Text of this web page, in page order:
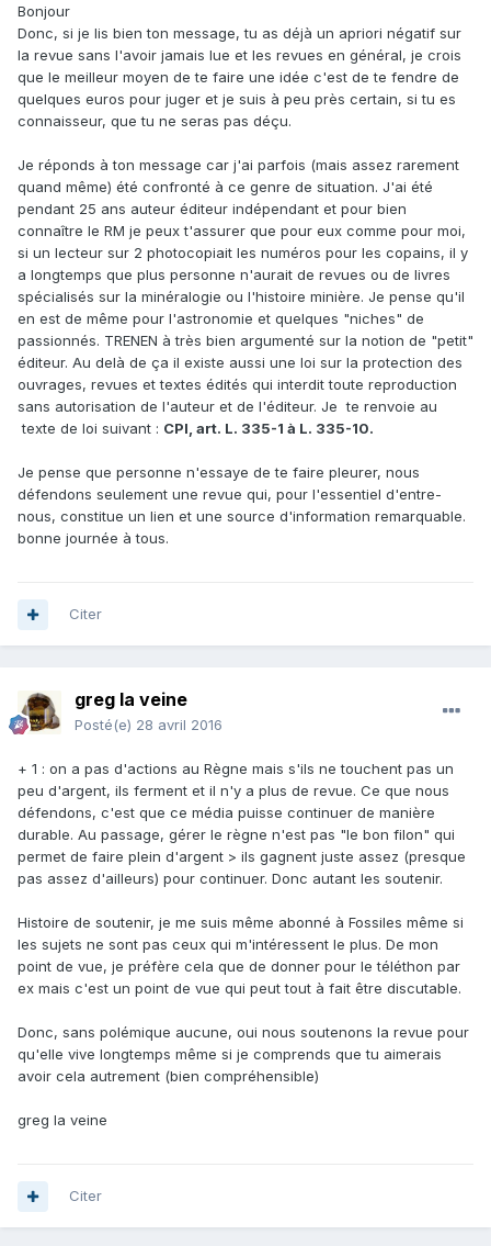
qui seront impossibles à trouver par des amateurs car sites
plus accessibles ou "pillés" depuis longtemps, nécessitant
du matériel lourd et j'en passe) + le texte est il intéressant
au delà de ce qu'on trouve sur le net ? (bouffer du copier
coller de site avec des publicités toutes les 2 pages non
merci), le ratio photos/texte ?.
Me méfie énormément des livres (et encore plus des
magazines) aujourd'hui, nombres de mes derniers achats
(livres d'astronomie principalement mais pas que) malgré de
bonnes critiques générales, étaient assez catastrophique
(photos pas à jour, quand pas floues ou couleurs
d'impression foireuses, sans oublier la mise en page, genre
une photo sans grand intérêt en pleine page, une superbe
photo en quart de page... ou 5 lignes de texte centrées au
milieu d'une page blanche au 3/4 vide (foutage de gueule
PS : CE POST PEUT ÊTRE SUPPRIME
Bonjour
Donc, si je lis bien ton message, tu as déjà un apriori négatif sur
la revue sans l'avoir jamais lue et les revues en général, je crois
que le meilleur moyen de te faire une idée c'est de te fendre de
quelques euros pour juger et je suis à peu près certain, si tu es
connaisseur, que tu ne seras pas déçu.
Je réponds à ton message car j'ai parfois (mais assez rarement
quand même) été confronté à ce genre de situation. J'ai été
pendant 25 ans auteur éditeur indépendant et pour bien
connaître le RM je peux t'assurer que pour eux comme pour moi,
si un lecteur sur 2 photocopiait les numéros pour les copains, il y
a longtemps que plus personne n'aurait de revues ou de livres
spécialisés sur la minéralogie ou l'histoire minière. Je pense qu'il
en est de même pour l'astronomie et quelques "niches" de
passionnés. TRENEN à très bien argumenté sur la notion de "petit"
éditeur. Au delà de ça il existe aussi une loi sur la protection des
ouvrages, revues et textes édités qui interdit toute reproduction
sans autorisation de l'auteur et de l'éditeur. Je te renvoie au
texte de loi suivant : CPI, art. L. 335-1 à L. 335-10.
Je pense que personne n'essaye de te faire pleurer, nous
défendons seulement une revue qui, pour l'essentiel d'entre-
nous, constitue un lien et une source d'information remarquable.
bonne journée à tous.
Citer
greg la veine
Posté(e) 28 avril 2016
+ 1 : on a pas d'actions au Règne mais s'ils ne touchent pas un
peu d'argent, ils ferment et il n'y a plus de revue. Ce que nous
défendons, c'est que ce média puisse continuer de manière
durable. Au passage, gérer le règne n'est pas "le bon filon" qui
permet de faire plein d'argent > ils gagnent juste assez (presque
pas assez d'ailleurs) pour continuer. Donc autant les soutenir.
Histoire de soutenir, je me suis même abonné à Fossiles même si
les sujets ne sont pas ceux qui m'intéressent le plus. De mon
point de vue, je préfère cela que de donner pour le téléthon par
ex mais c'est un point de vue qui peut tout à fait être discutable.
Donc, sans polémique aucune, oui nous soutenons la revue pour
qu'elle vive longtemps même si je comprends que tu aimerais
avoir cela autrement (bien compréhensible)
greg la veine
Citer